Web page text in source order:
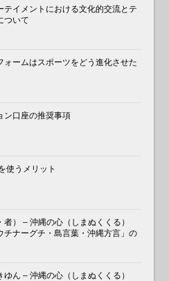
テイメントにおける文化的交流とテ
ついて
ォームはスポーツをどう進化させた
ン口座の推奨事項
使うメリット
） – 沖縄の心（しまぬくくる）
チナーグチ・島言葉・沖縄方言」の
ゆん – 沖縄の心（しまぬくくる）